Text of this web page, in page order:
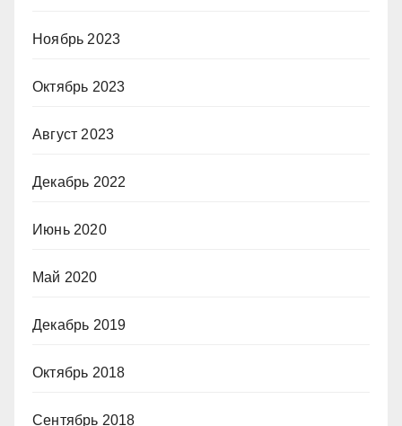
Ноябрь 2023
Октябрь 2023
Август 2023
Декабрь 2022
Июнь 2020
Май 2020
Декабрь 2019
Октябрь 2018
Сентябрь 2018